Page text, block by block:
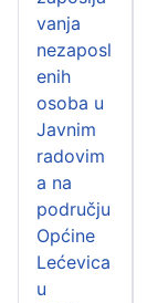
vanja
nezaposl
enih
osoba u
Javnim
radovim
a na
području
Općine
Lećevica
u